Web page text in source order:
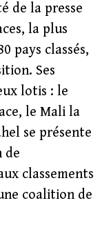
de la presse
la plus
pays classés,
Ses
lotis : le
le Mali la
se présente
de
classements
coalition de